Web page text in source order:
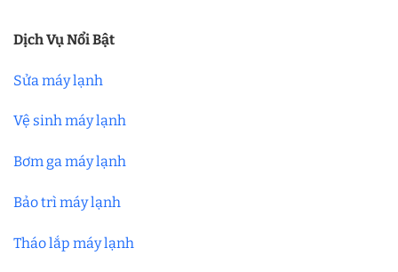
Dịch Vụ Nổi Bật
Sửa máy lạnh
Vệ sinh máy lạnh
Bơm ga máy lạnh
Bảo trì máy lạnh
Tháo lắp máy lạnh